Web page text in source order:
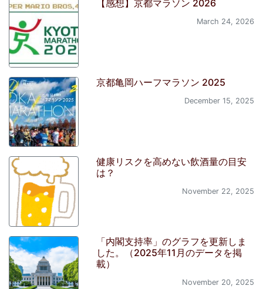
【感想】京都マラソン 2026
March 24, 2026
京都亀岡ハーフマラソン 2025
December 15, 2025
健康リスクを高めない飲酒量の目安
は？
November 22, 2025
「内閣支持率」のグラフを更新しま
した。（2025年11月のデータを掲
載）
November 20, 2025